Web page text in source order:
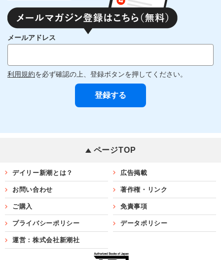
メールアドレス
利用規約を必ず確認の上、登録ボタンを押してください。
ページTOP
デイリー新潮とは？ 広告掲載
お問い合わせ 著作権・リンク
ご購入 免責事項
プライバシーポリシー データポリシー
運営：株式会社新潮社